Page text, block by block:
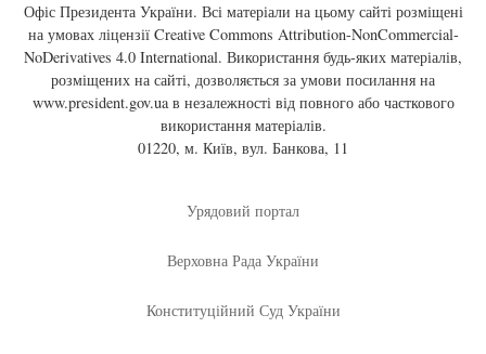
Офіс Президента України. Всі матеріали на цьому сайті розміщені
на умовах ліцензії Creative Commons Attribution-NonCommercial-
NoDerivatives 4.0 International. Використання будь-яких матеріалів,
розміщених на сайті, дозволяється за умови посилання на
www.president.gov.uaв незалежності від повного або часткового
використання матеріалів.
01220, м. Київ, вул. Банкова, 11
Урядовий портал
Верховна Рада України
Конституційний Суд України